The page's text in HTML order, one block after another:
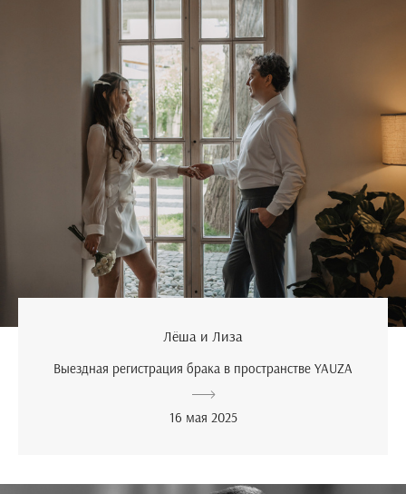
Лёша и Лиза
Выездная регистрация брака в пространстве YAUZA
16 мая 2025